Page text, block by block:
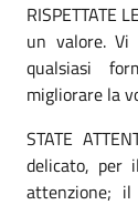
RISPETTATE
un valore.
qualsiasi
migliorare la
STATE
delicato, per
attenzione;